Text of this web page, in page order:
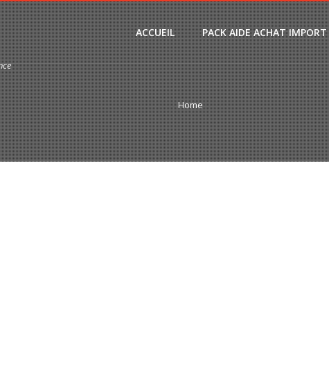
ACCUEIL PACK AIDE ACHAT IMPORT
Home